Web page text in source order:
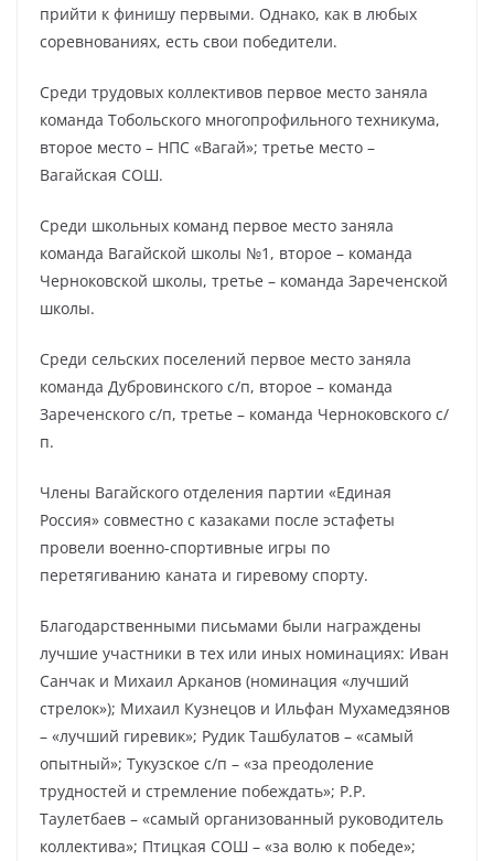
прийти к финишу первыми. Однако, как в любых
соревнованиях, есть свои победители.
Среди трудовых коллективов первое место заняла
команда Тобольского многопрофильного техникума,
второе место – НПС «Вагай»; третье место –
Вагайская СОШ.
Среди школьных команд первое место заняла
команда Вагайской школы №1, второе – команда
Черноковской школы, третье – команда Зареченской
школы.
Среди сельских поселений первое место заняла
команда Дубровинского с/п, второе – команда
Зареченского с/п, третье – команда Черноковского с/
п.
Члены Вагайского отделения партии «Единая
Россия» совместно с казаками после эстафеты
провели военно-спортивные игры по
перетягиванию каната и гиревому спорту.
Благодарственными письмами были награждены
лучшие участники в тех или иных номинациях: Иван
Санчак и Михаил Арканов (номинация «лучший
стрелок»); Михаил Кузнецов и Ильфан Мухамедзянов
– «лучший гиревик»; Рудик Ташбулатов – «самый
опытный»; Тукузское с/п – «за преодоление
трудностей и стремление побеждать»; Р.Р.
Таулетбаев – «самый организованный руководитель
коллектива»; Птицкая СОШ – «за волю к победе»;